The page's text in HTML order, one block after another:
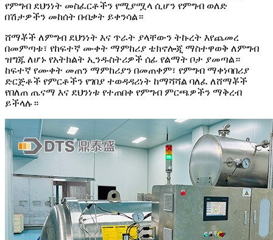
የምግብ ደህንነት መስፈርቶችን የሚያሟላ ሲሆን የምግብ ወለድ
በሽታዎችን መከሰት በብቃት ይቀንሳል።
ሸማቾች ለምግብ ደህንነት እና ጥራት ያላቸውን ትኩረት እየጨመረ
በመምጣቱ፣ የከፍተኛ ሙቀት ማምከሪያ ቴክኖሎጂ ማስተዋወቅ ለምግብ
ዝግጁ ለሆኑ የአትክልት ኢንዱስትሪዎች ሰፊ የልማት ቦታ ያመጣል።
ከፍተኛ የሙቀት መጠን ማምከሪያን በመጠቀም፣ የምግብ ማቀነባበሪያ
ድርጅቶች የምርቶችን የገበያ ተወዳዳሪነት ከማሻሻል ባለፈ ለሸማቾች
የበለጠ ጤናማ እና ደህንነቱ የተጠበቀ የምግብ ምርጫዎችን ማቅረብ
ይችላሉ።